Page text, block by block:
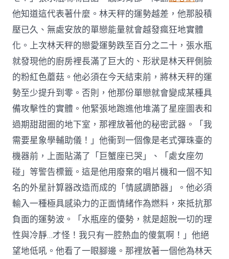
他知道這代表著什麼。林天秤的運勢越差，他那股積
壓已久、無處安放的單戀能量就會越發瘋狂地實體
化。上次林天秤的戀愛運勢跌至百分之二十，張水瓶
就發現他的廚房裡長滿了巨大的、形狀是林天秤側臉
的粉紅色蘑菇。他必須在今天結束前，將林天秤的運
勢至少提升到零。否則，他那份單戀就會變成某種具
備攻擊性的實體。他緊張地跑進他堆滿了星座圖表和
過期甜甜圈的地下室，那裡放著他的秘密武器。「我
需要星象學輔助儀！」他衝到一個像是老式彈珠臺的
機器前，上面貼滿了「巨蟹座已哭」、「處女座勿
碰」等警告標籤。這是他用廢棄的唱片機和一個不知
名的外星計算器改造而成的「情感調節器」。他必須
輸入一種極具感染力的正面情緒作為燃料，來抵抗那
負面的運勢波。「水瓶座的優勢，就是超脫一切的理
性與冷靜…才怪！我只有一腔熱血的傻氣啊！」他絕
望地低吼。他看了一眼腳邊。那裡放著一個他為林天